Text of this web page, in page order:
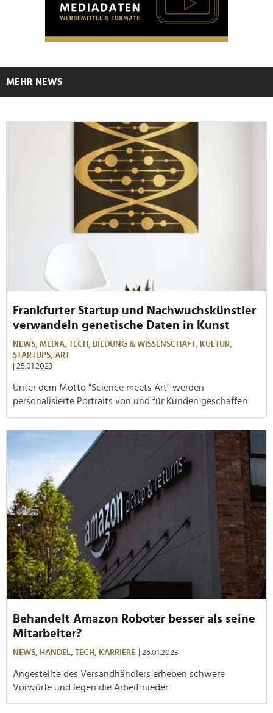
MEHR NEWS
Frankfurter Startup und Nachwuchskünstler
verwandeln genetische Daten in Kunst
NEWS, MEDIA, TECH, BILDUNG & WISSENSCHAFT, KULTUR,
STARTUPS, ART
| 25.01.2023
Unter dem Motto "Science meets Art" werden
personalisierte Portraits von und für Kunden geschaffen.
Behandelt Amazon Roboter besser als seine
Mitarbeiter?
NEWS, HANDEL, TECH, KARRIERE | 25.01.2023
Angestellte des Versandhändlers erheben schwere
Vorwürfe und legen die Arbeit nieder.